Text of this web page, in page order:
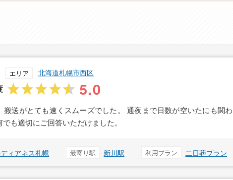
エリア 北海道札幌市西区
5.0
搬送がとても速くスムーズでした。 通夜まで日数が空いたにも関
も適切にご回答いただけました。
ィアネス札幌 最寄り駅 新川駅 利用プラン 二日葬プラン